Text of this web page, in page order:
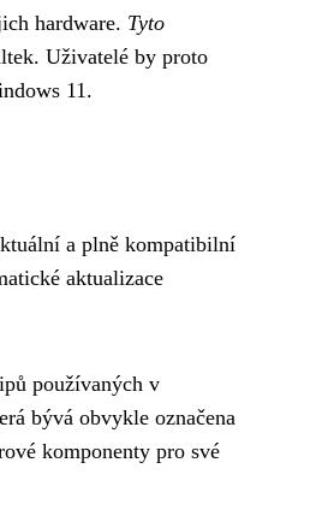
hardware. Tyto
Uživatelé by proto
11.
a plně kompatibilní
aktualizace
používaných v
bývá obvykle označena
komponenty pro své